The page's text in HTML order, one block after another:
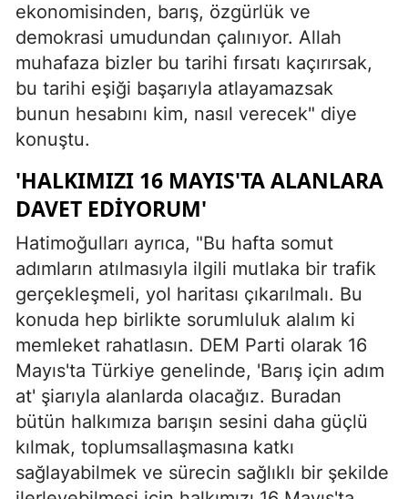
ekonomisinden, barış, özgürlük ve
demokrasi umudundan çalınıyor. Allah
muhafaza bizler bu tarihi fırsatı kaçırırsak,
bu tarihi eşiği başarıyla atlayamazsak
bunun hesabını kim, nasıl verecek" diye
konuştu.
'HALKIMIZI 16 MAYIS'TA ALANLARA
DAVET EDİYORUM'
Hatimoğulları ayrıca, "Bu hafta somut
adımların atılmasıyla ilgili mutlaka bir trafik
gerçekleşmeli, yol haritası çıkarılmalı. Bu
konuda hep birlikte sorumluluk alalım ki
memleket rahatlasın. DEM Parti olarak 16
Mayıs'ta Türkiye genelinde, 'Barış için adım
at' şiarıyla alanlarda olacağız. Buradan
bütün halkımıza barışın sesini daha güçlü
kılmak, toplumsallaşmasına katkı
sağlayabilmek ve sürecin sağlıklı bir şekilde